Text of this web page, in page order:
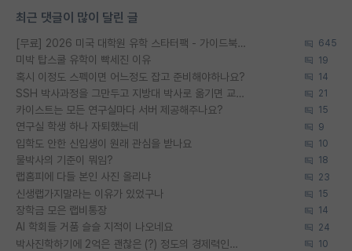
최근 댓글이 많이 달린 글
[무료] 2026 미국 대학원 유학 스타터팩 - 가이드북 & 합격자 컨택메일 템플릿 645
미박 탑스쿨 유학이 빡세진 이유 19
혹시 이정도 스펙이면 어느정도 잡고 준비해야하나요? 14
SSH 박사과정을 그만두고 지방대 박사로 옮기면 교수의 꿈은 끝일까요? 21
카이스트는 모든 연구실마다 서버 제공해주나요? 15
연구실 학생 하나 자퇴했는데 9
입학도 안한 신입생이 원래 관심을 받나요 10
물박사의 기준이 뭐임? 18
랩홈피에 다들 본인 사진 올리냐 23
신생랩가지말라는 이유가 있었구나 15
장학금 모은 랩비통장 14
AI 학회들 거품 슬슬 지적이 나오네요 24
박사진학하기에 2억은 괜찮은 (?) 정도의 경제력인가요 10